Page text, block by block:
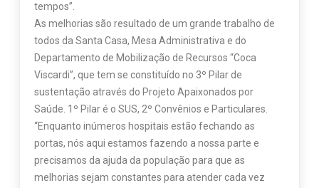
tempos”.
As melhorias são resultado de um grande trabalho de
todos da Santa Casa, Mesa Administrativa e do
Departamento de Mobilização de Recursos “Coca
Viscardi”, que tem se constituído no 3º Pilar de
sustentação através do Projeto Apaixonados por
Saúde. 1º Pilar é o SUS, 2º Convênios e Particulares.
“Enquanto inúmeros hospitais estão fechando as
portas, nós aqui estamos fazendo a nossa parte e
precisamos da ajuda da população para que as
melhorias sejam constantes para atender cada vez